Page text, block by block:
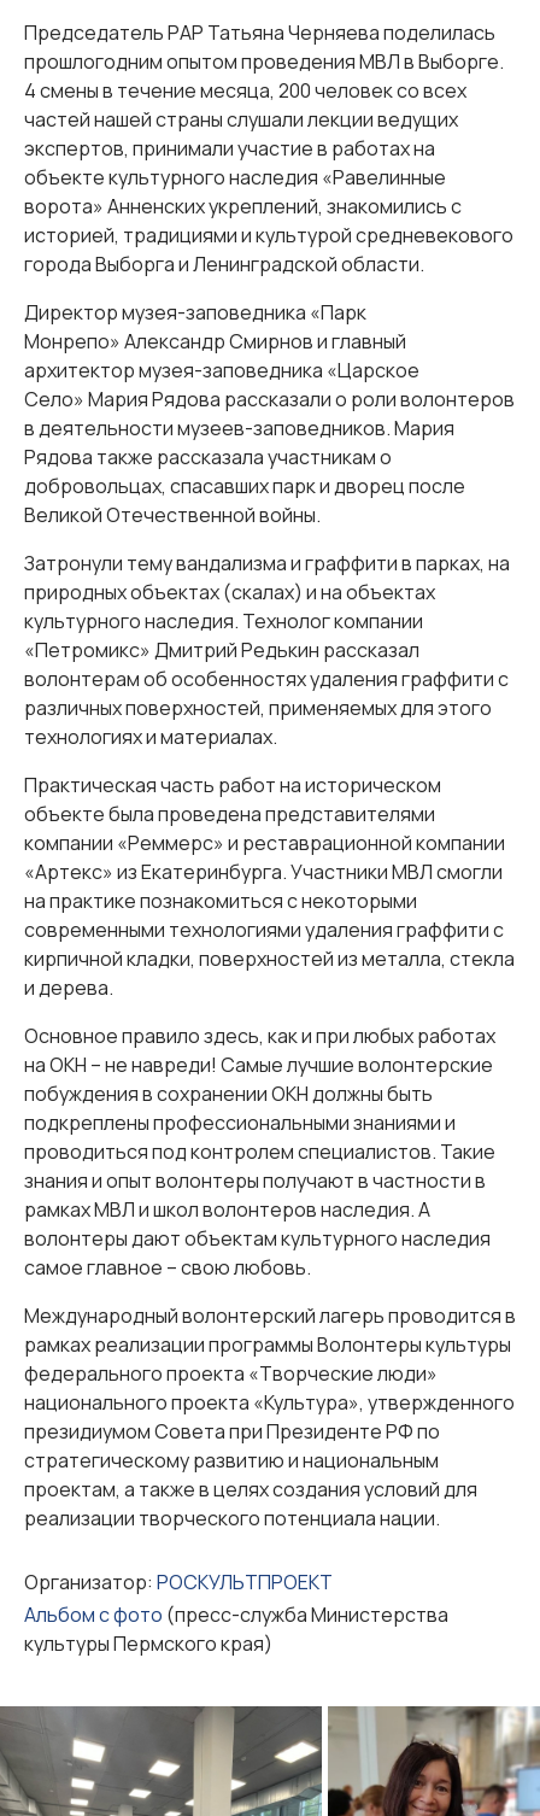
Председатель РАР Татьяна Черняева поделилась
прошлогодним опытом проведения МВЛ в Выборге.
4 смены в течение месяца, 200 человек со всех
частей нашей страны слушали лекции ведущих
экспертов, принимали участие в работах на
объекте культурного наследия «Равелинные
ворота» Анненских укреплений, знакомились с
историей, традициями и культурой средневекового
города Выборга и Ленинградской области.
Директор музея-заповедника «Парк
Монрепо» Александр Смирнов и главный
архитектор музея-заповедника «Царское
Село» Мария Рядова рассказали о роли волонтеров
в деятельности музеев-заповедников. Мария
Рядова также рассказала участникам о
добровольцах, спасавших парк и дворец после
Великой Отечественной войны.
Затронули тему вандализма и граффити в парках, на
природных объектах (скалах) и на объектах
культурного наследия. Технолог компании
«Петромикс» Дмитрий Редькин рассказал
волонтерам об особенностях удаления граффити с
различных поверхностей, применяемых для этого
технологиях и материалах.
Практическая часть работ на историческом
объекте была проведена представителями
компании «Реммерс» и реставрационной компании
«Артекс» из Екатеринбурга. Участники МВЛ смогли
на практике познакомиться с некоторыми
современными технологиями удаления граффити с
кирпичной кладки, поверхностей из металла, стекла
и дерева.
Основное правило здесь, как и при любых работах
на ОКН – не навреди! Самые лучшие волонтерские
побуждения в сохранении ОКН должны быть
подкреплены профессиональными знаниями и
проводиться под контролем специалистов. Такие
знания и опыт волонтеры получают в частности в
рамках МВЛ и школ волонтеров наследия. А
волонтеры дают объектам культурного наследия
самое главное – свою любовь.
Международный волонтерский лагерь проводится в
рамках реализации программы Волонтеры культуры
федерального проекта «Творческие люди»
национального проекта «Культура», утвержденного
президиумом Совета при Президенте РФ по
стратегическому развитию и национальным
проектам, а также в целях создания условий для
реализации творческого потенциала нации.
Организатор: РОСКУЛЬТПРОЕКТ
Альбом с фото (пресс-служба Министерства
культуры Пермского края)